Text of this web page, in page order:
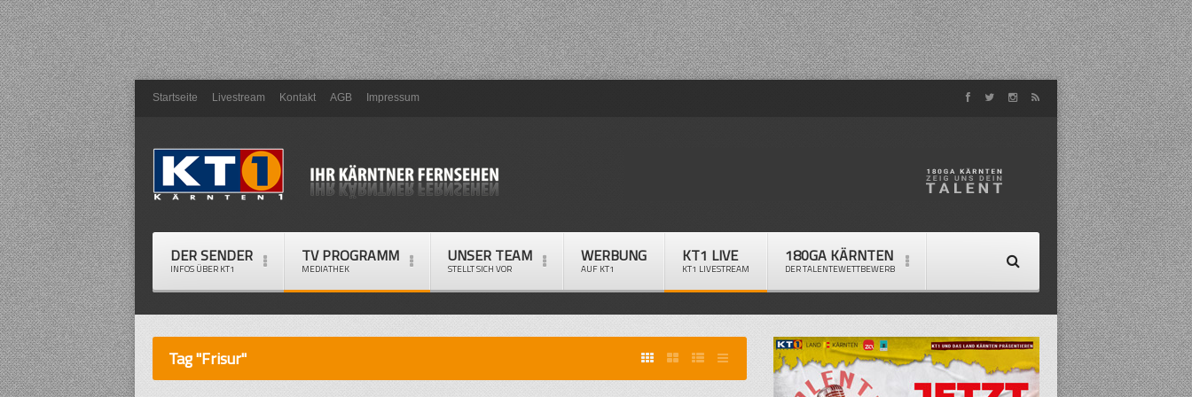
Startseite Livestream Kontakt AGB Impressum
DER SENDER
INFOS ÜBER KT1
TV PROGRAMM
MEDIATHEK
UNSER TEAM
STELLT SICH VOR
WERBUNG
AUF KT1
KT1 LIVE
KT1 LIVESTREAM
180GA KÄRNTEN
DER TALENTEWETTBEWERB
Tag "Frisur"